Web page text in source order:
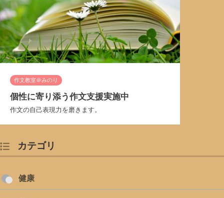
作文教室＠みのり
個性に寄り添う作文支援実施中
作文の自己表現力を磨きます。
カテゴリ
健康